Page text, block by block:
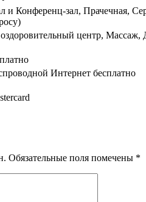
и Конференц-зал, Прачечная,
центр, Массаж,
Интернет бесплатно
Обязательные поля помечены *